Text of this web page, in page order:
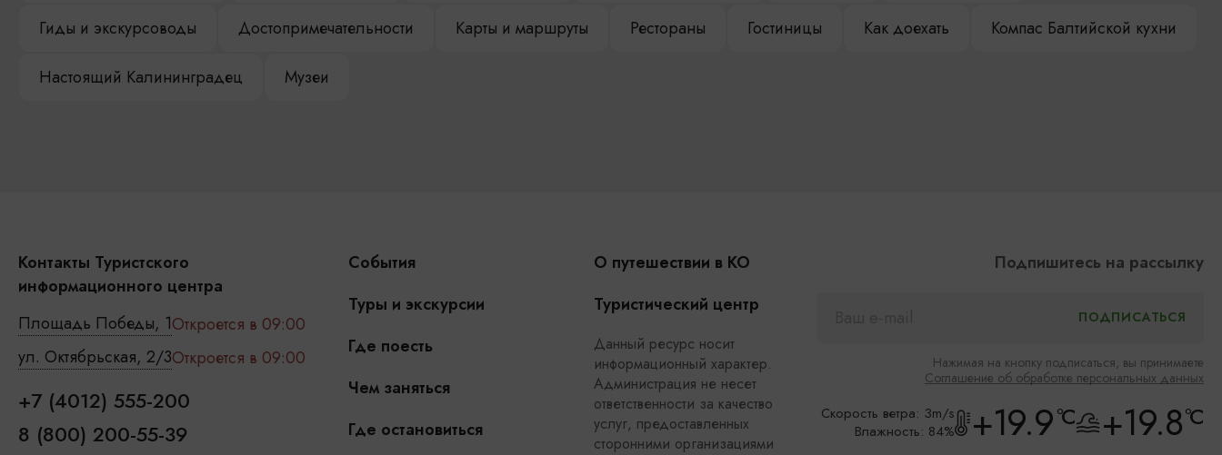
Гиды и экскурсоводы Достопримечательности Карты и маршруты Рестораны Гостиницы Как доехать Компас Балтийской кухни
Настоящий Калининградец Музеи
Контакты Туристского
информационного центра
Площадь Победы, 1Откроется в 09:00
ул. Октябрьская, 2/3Откроется в 09:00
+7 (4012) 555-200
8 (800) 200-55-39
События
Туры и экскурсии
Где поесть
Чем заняться
Где остановиться
О путешествии в КО
Туристический центр
Данный ресурс носит
информационный характер.
Администрация не несет
ответственности за качество
услуг, предоставленных
сторонними организациями
Подпишитесь на рассылку
Нажимая на кнопку подписаться, вы принимаете
Соглашение об обработке персональных данных
Скорость ветра: 3m/s
Влажность: 84%
+19.9°C +19.8°C